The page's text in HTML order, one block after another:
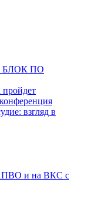
ПО
пройдет
взгляд в
и на ВКС с